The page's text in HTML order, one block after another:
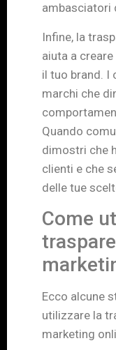
ambasciatori
Infine, la
aiuta a
il tuo brand. I
marchi che
Quando
dimostri che
clienti e che
delle tue
Come
Ecco alcune
utilizzare la
marketing